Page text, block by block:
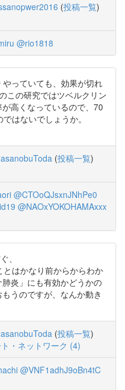
(投稿一覧)
@rio1818
っていても、効果が切れ
この研究ではツベルクリン
高くなっているので、70
はないでしょうか。
(投稿一覧)
@CTOoQJsxnJNhPe0
@NAOxYOKOHAMAxxx
、
はかなり前からからわか
炎」にも有効かどうかの
うのですが、なんか動き
(投稿一覧)
・ネットワーク (4)
@VNF1adhJ9oBn4tC